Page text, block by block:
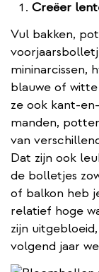
Creëer
Vul bakken,
mininarcissen,
blauwe of
ze ook kant-
manden,
van
Dat zijn ook
de bolletjes
of balkon heb
relatief hoge
zijn
volgend jaar